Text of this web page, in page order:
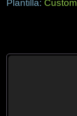
Plantilla: Custom